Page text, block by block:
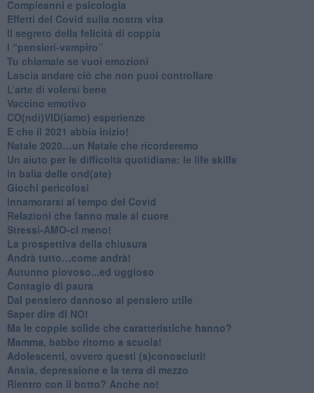
​Compleanni e psicologia
Effetti del Covid sulla nostra vita
Il segreto della felicità di coppia
​I “pensieri-vampiro”
​Tu chiamale se vuoi emozioni
​Lascia andare ciò che non puoi controllare
L’arte di volersi bene
​Vaccino emotivo
CO(ndi)VID(iamo) esperienze
​E che il 2021 abbia inizio!
​Natale 2020…un Natale che ricorderemo
Un aiuto per le difficoltà quotidiane: le life skills
​In balia delle ond(ate)
Giochi pericolosi
Innamorarsi al tempo del Covid
​Relazioni che fanno male al cuore
​Stressi-AMO-ci meno!
​La prospettiva della chiusura
​Andrà tutto…come andrà!
Autunno piovoso...ed uggioso
​Contagio di paura
​Dal pensiero dannoso al pensiero utile
​Saper dire di NO!
​Ma le coppie solide che caratteristiche hanno?
​Mamma, babbo ritorno a scuola!
Adolescenti, ovvero questi (s)conosciuti!
Ansia, depressione e la terra di mezzo
​Rientro con il botto? Anche no!